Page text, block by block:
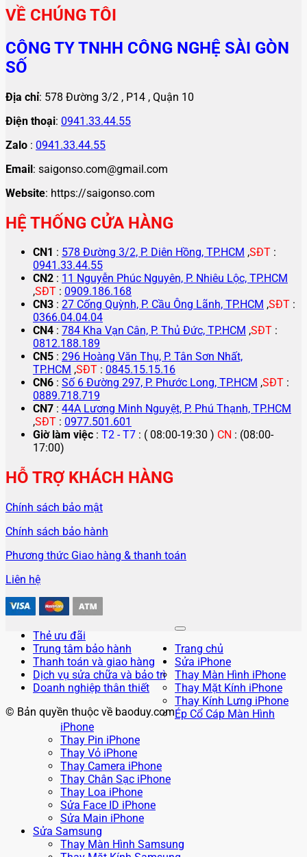
VỀ CHÚNG TÔI
CÔNG TY TNHH CÔNG NGHỆ SÀI GÒN
SỐ
Địa chỉ: 578 Đường 3/2 , P14 , Quận 10
Điện thoại: 0941.33.44.55
Zalo : 0941.33.44.55
Email: saigonso.com@gmail.com
Website: https://saigonso.com
HỆ THỐNG CỬA HÀNG
CN1 : 578 Đường 3/2, P. Diên Hồng, TP.HCM ,SĐT :
0941.33.44.55
CN2 : 11 Nguyễn Phúc Nguyên, P. Nhiêu Lộc, TP.HCM
,SĐT : 0909.186.168
CN3 : 27 Cống Quỳnh, P. Cầu Ông Lãnh, TP.HCM ,SĐT :
0366.04.04.04
CN4 : 784 Kha Vạn Cân, P. Thủ Đức, TP.HCM ,SĐT :
0812.188.189
CN5 : 296 Hoàng Văn Thụ, P. Tân Sơn Nhất,
TP.HCM ,SĐT : 0845.15.15.16
CN6 : Số 6 Đường 297, P. Phước Long, TP.HCM ,SĐT :
0889.718.719
CN7 : 44A Lương Minh Nguyệt, P. Phú Thạnh, TP.HCM
,SĐT : 0977.501.601
Giờ làm việc : T2 - T7 : ( 08:00-19:30 ) CN : (08:00-
17:00)
HỖ TRỢ KHÁCH HÀNG
Chính sách bảo mật
Chính sách bảo hành
Phương thức Giao hàng & thanh toán
Liên hệ
Thẻ ưu đãi
Trung tâm bảo hành
Thanh toán và giao hàng
Dịch vụ sửa chữa và bảo trì
Doanh nghiệp thân thiết
© Bản quyền thuộc về baoduy.com
Trang chủ
Sửa iPhone
Thay Màn Hình iPhone
Thay Mặt Kính iPhone
Thay Kính Lưng iPhone
Ép Cổ Cáp Màn Hình
iPhone
Thay Pin iPhone
Thay Vỏ iPhone
Thay Camera iPhone
Thay Chân Sạc iPhone
Thay Loa iPhone
Sửa Face ID iPhone
Sửa Main iPhone
Sửa Samsung
Thay Màn Hình Samsung